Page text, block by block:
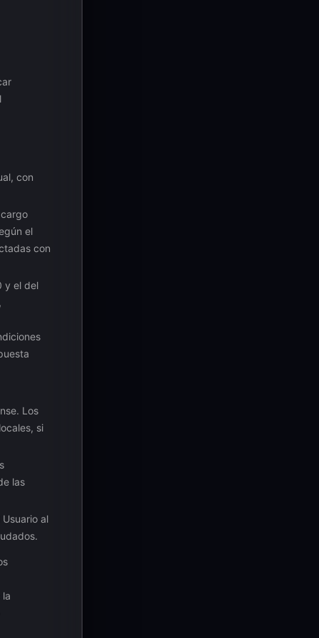
con
el
con
y el del
Los
si
las
al